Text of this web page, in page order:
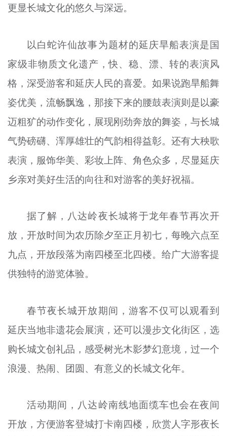
更显长城文化的悠久与深远。
以白蛇许仙故事为题材的延庆旱船表演是国
家级非物质文化遗产，快、稳、漂、转的表演风
格，深受游客和延庆人民的喜爱。如果说跑旱船舞
姿优美，流畅飘逸，那接下来的腰鼓表演则是以豪
迈粗犷的动作变化，展现刚劲奔放的舞姿，与长城
气势磅礴、浑厚雄壮的气韵相得益彰。还有大秧歌
表演，服饰华美、彩妆上阵、角色众多，尽显延庆
乡亲对美好生活的向往和对游客的美好祝福。
据了解，八达岭夜长城将于龙年春节再次开
放，开放时间为农历除夕至正月初七，每晚六点至
九点，开放段落为南四楼至北四楼。给广大游客提
供独特的游览体验。
春节夜长城开放期间，游客不仅可以观看到
延庆当地非遗花会展演，还可以漫步文化街区，选
购长城文创礼品，感受树光木影梦幻意境，过一个
浪漫、热闹、团圆、有意义的长城文化年。
活动期间，八达岭南线地面缆车也会在夜间
开放，方便游客登城打卡南四楼，欣赏人字形夜长